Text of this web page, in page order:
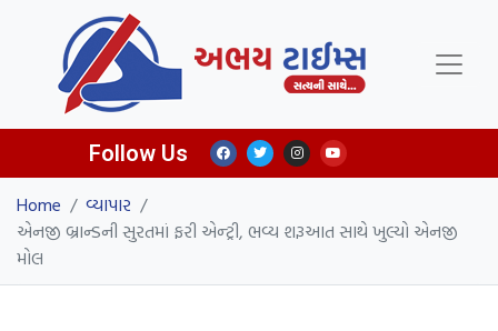
Follow Us
Home / વ્યાપાર /
એનજી બ્રાન્ડની સુરતમાં ફરી એન્ટ્રી, ભવ્ય શરૂઆત સાથે ખુલ્યો એનજી
મોલ